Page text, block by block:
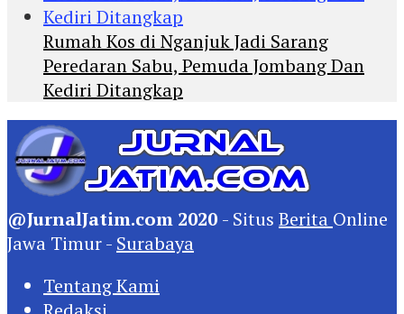
Rumah Kos di Nganjuk Jadi Sarang
Peredaran Sabu, Pemuda Jombang Dan
Kediri Ditangkap
@JurnalJatim.com 2020 - Situs Berita Online
Jawa Timur - Surabaya
Tentang Kami